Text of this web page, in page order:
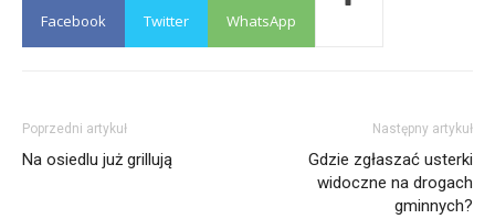
Facebook Twitter WhatsApp
Poprzedni artykuł
Na osiedlu już grillują
Następny artykuł
Gdzie zgłaszać usterki
widoczne na drogach
gminnych?